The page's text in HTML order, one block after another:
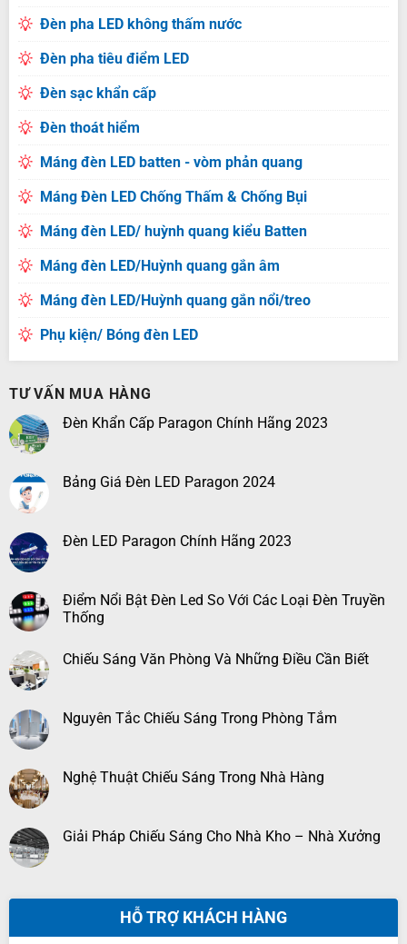
Đèn pha LED không thấm nước
Đèn pha tiêu điểm LED
Đèn sạc khẩn cấp
Đèn thoát hiểm
Máng đèn LED batten - vòm phản quang
Máng Đèn LED Chống Thấm & Chống Bụi
Máng đèn LED/ huỳnh quang kiểu Batten
Máng đèn LED/Huỳnh quang gắn âm
Máng đèn LED/Huỳnh quang gắn nổi/treo
Phụ kiện/ Bóng đèn LED
TƯ VẤN MUA HÀNG
Đèn Khẩn Cấp Paragon Chính Hãng 2023
Bảng Giá Đèn LED Paragon 2024
Đèn LED Paragon Chính Hãng 2023
Điểm Nổi Bật Đèn Led So Với Các Loại Đèn Truyền
Thống
Chiếu Sáng Văn Phòng Và Những Điều Cần Biết
Nguyên Tắc Chiếu Sáng Trong Phòng Tắm
Nghệ Thuật Chiếu Sáng Trong Nhà Hàng
Giải Pháp Chiếu Sáng Cho Nhà Kho – Nhà Xưởng
HỖ TRỢ KHÁCH HÀNG